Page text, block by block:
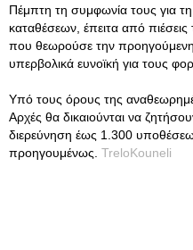
Πέμπτη τη συμφωνία τους για
καταθέσεων, έπειτα από πιέσεις
που θεωρούσε την
υπερβολικά ευνοϊκή για τους
Υπό τους όρους της
Αρχές θα δικαιούνται να
διερεύνηση έως 1.300
προηγουμένως. TreloKouneli